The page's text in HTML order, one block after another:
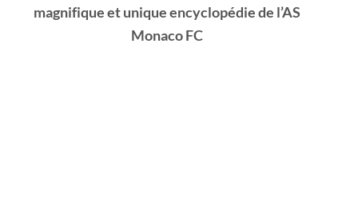
magnifique et unique encyclopédie de l’AS
Monaco FC